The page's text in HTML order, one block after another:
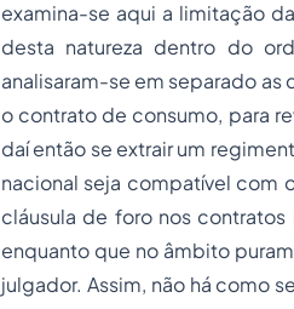
examina-se aqui a limitação
desta natureza dentro do
analisaram-se em separado as
o contrato de consumo, para
daí então se extrair um
nacional seja compatível com
cláusula de foro nos
enquanto que no âmbito
julgador. Assim, não há como